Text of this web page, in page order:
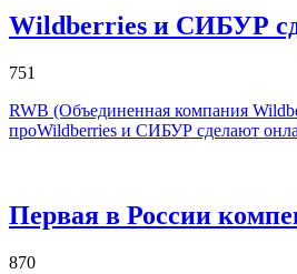
Wildberries и СИБУР
751
RWB (Объединенная компания
проWildberries и СИБУР сделают
Первая в России
870